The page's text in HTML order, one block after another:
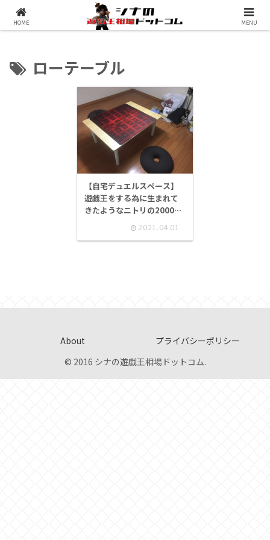
シナコムについて
ローテーブル
【自宅デュエルスペース】
遊戯王をする為に生まれて
きたようなニトリの2000円
2021.04.01
About
プライバシーポリシー
© 2016 シナの遊戯王相場ドットコム.
HOME MENU